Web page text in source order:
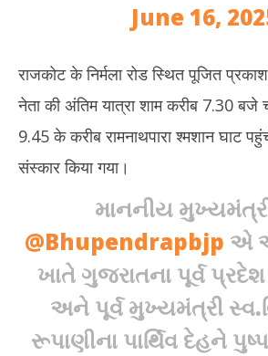
June 16,
राजकोट के निर्मला रोड स्थित पूजित
नेता की अंतिम यात्रा शाम करीब 7.30 बजे
9.45 के करीब रामनाथपारा श्मशान घाट
संस्कार किया गया।
માનનીય
@Bhupendrapbjp એ
ખાતે ગુજરાતના પૂર્વ
અને પૂર્વ મુખ્યમંત્રી
રૂપાણીના પાર્થિવ દેહને